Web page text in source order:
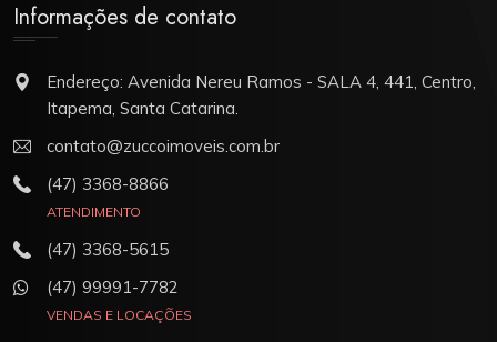
Informações de contato
Endereço: Avenida Nereu Ramos - SALA 4, 441, Centro,
Itapema, Santa Catarina.
contato@zuccoimoveis.com.br
(47) 3368-8866
ATENDIMENTO
(47) 3368-5615
(47) 99991-7782
VENDAS E LOCAÇÕES